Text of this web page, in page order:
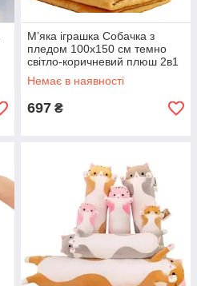
М’яка іграшка Собачка з
пледом 100x150 см темно
світло-коричневий плюш 2в1
для обіймів і сну
Немає в наявності
697 ₴